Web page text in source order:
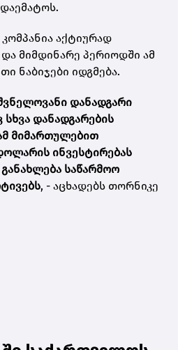
აქტიურად
მიმდინარე პერიოდში ამ
ნაბიჯები იდგმება.
დანადგარი
სხვა დანადგარების
მიმართულებით
ინვესტირებას
საწარმოო
, - აცხადებს თორნიკე